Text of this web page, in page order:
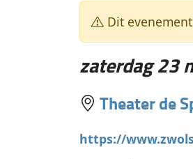
Dit
zaterdag 23
Theater de
https://